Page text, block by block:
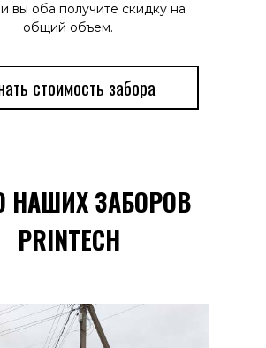
вы оба получите скидку на
общий объем.
стоимость забора
НАШИХ ЗАБОРОВ
PRINTECH